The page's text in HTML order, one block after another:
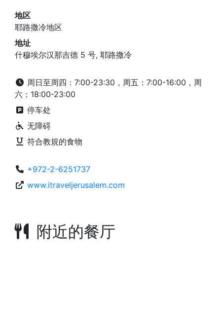
地区
耶路撒冷地区
地址
什穆埃尔汉那吉德 5 号, 耶路撒冷
周日至周四：7:00-23:30，周五：7:00-16:00，周
六：18:00-23:00
停车处
无障碍
符合教規的食物
+972-2-6251737
www.itraveljerusalem.com
附近的餐厅